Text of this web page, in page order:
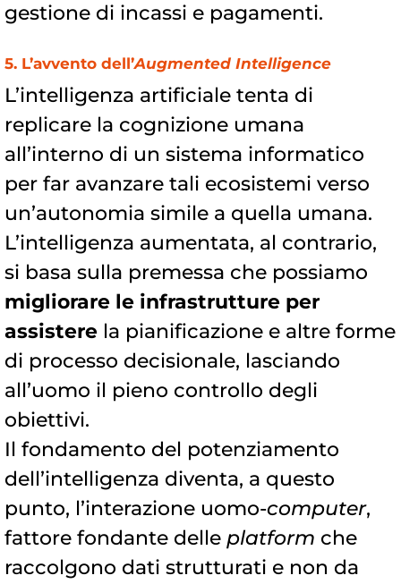
gestione di incassi e pagamenti.
5. L’avvento dell’Augmented Intelligence
L’intelligenza artificiale tenta di
replicare la cognizione umana
all’interno di un sistema informatico
per far avanzare tali ecosistemi verso
un’autonomia simile a quella umana.
L’intelligenza aumentata, al contrario,
si basa sulla premessa che possiamo
migliorare le infrastrutture per
assistere la pianificazione e altre forme
di processo decisionale, lasciando
all’uomo il pieno controllo degli
obiettivi.
Il fondamento del potenziamento
dell’intelligenza diventa, a questo
punto, l’interazione uomo-computer,
fattore fondante delle platform che
raccolgono dati strutturati e non da